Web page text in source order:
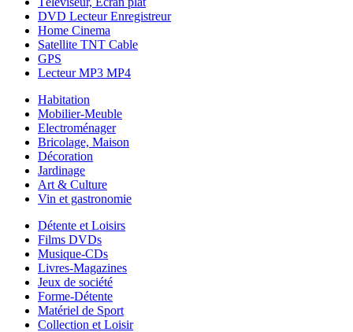
DVD Lecteur Enregistreur
Home Cinema
Satellite TNT Cable
GPS
Lecteur MP3 MP4
Habitation
Mobilier-Meuble
Electroménager
Bricolage, Maison
Décoration
Jardinage
Art & Culture
Vin et gastronomie
Détente et Loisirs
Films DVDs
Musique-CDs
Livres-Magazines
Jeux de société
Forme-Détente
Matériel de Sport
Collection et Loisir